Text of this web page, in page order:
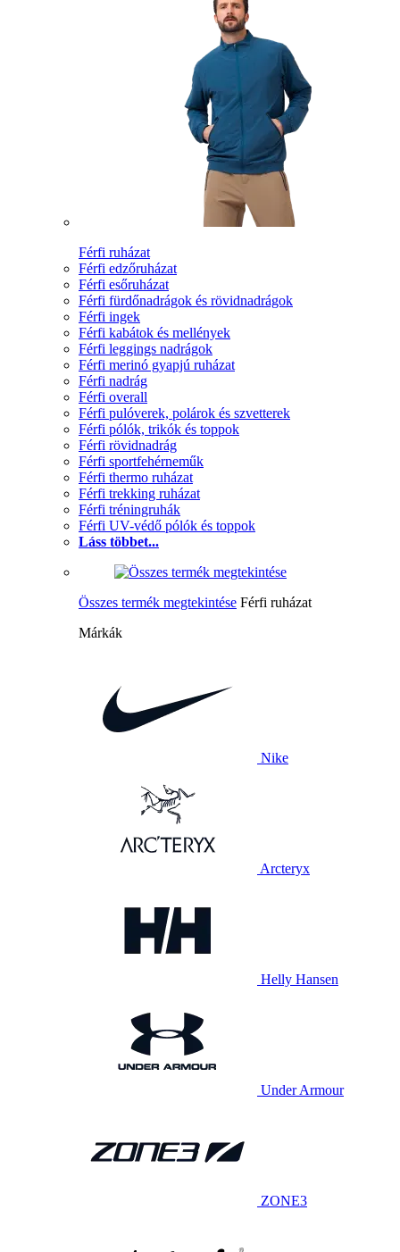
Férfi ruházat
Férfi edzőruházat
Férfi esőruházat
Férfi fürdőnadrágok és rövidnadrágok
Férfi ingek
Férfi kabátok és mellények
Férfi leggings nadrágok
Férfi merinó gyapjú ruházat
Férfi nadrág
Férfi overall
Férfi pulóverek, polárok és szvetterek
Férfi pólók, trikók és toppok
Férfi rövidnadrág
Férfi sportfehérneműk
Férfi thermo ruházat
Férfi trekking ruházat
Férfi tréningruhák
Férfi UV-védő pólók és toppok
Láss többet...
Összes termék megtekintése Férfi ruházat
Márkák
Nike
Arcteryx
Helly Hansen
Under Armour
ZONE3